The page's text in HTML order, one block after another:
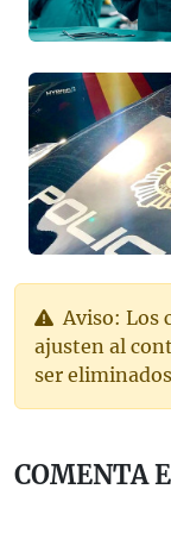
Aviso: Los
ajusten al
ser
COMENTA